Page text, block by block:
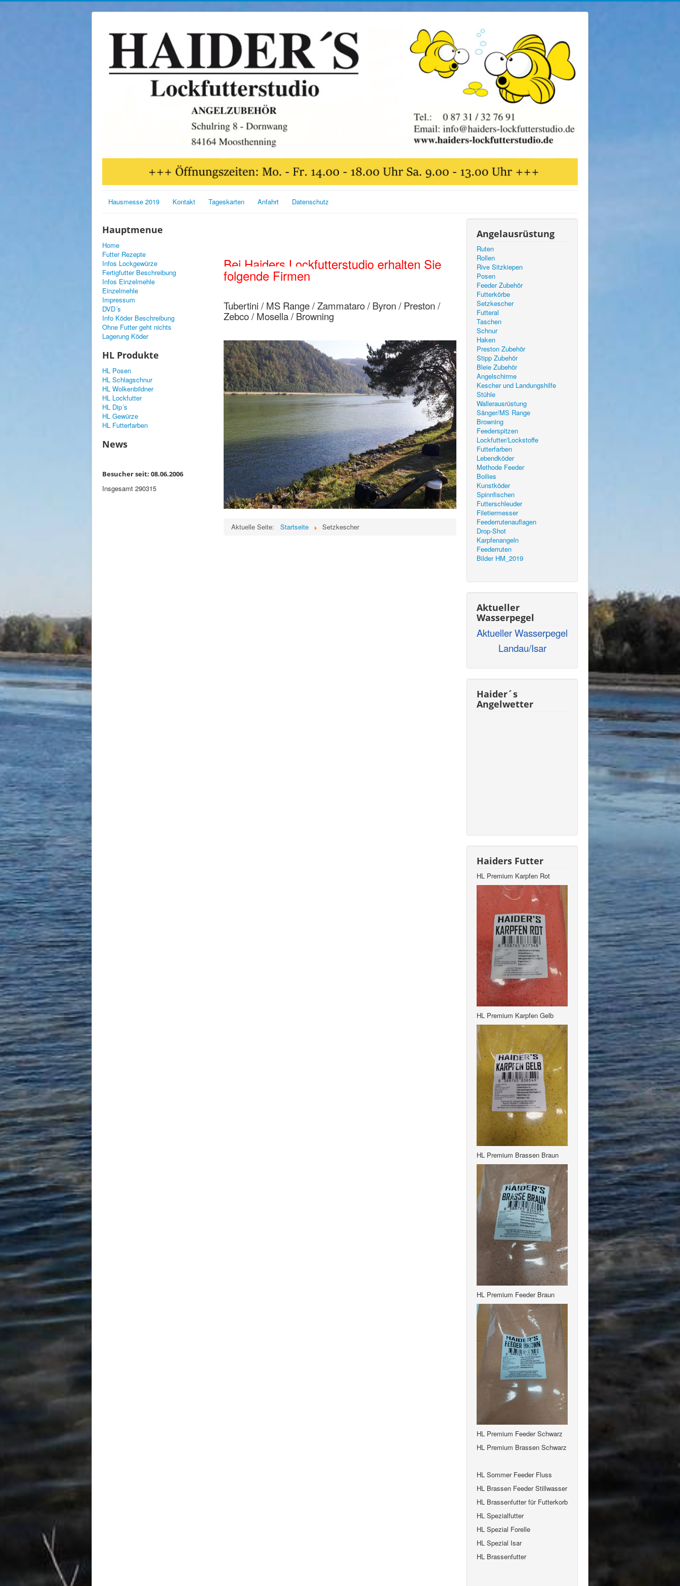
Hausmesse 2019 Kontakt Tageskarten Anfahrt Datenschutz
Hauptmenue
Home
Futter Rezepte
Infos Lockgewürze
Fertigfutter Beschreibung
Infos Einzelmehle
Einzelmehle
Impressum
DVD´s
Info Köder Beschreibung
Ohne Futter geht nichts
Lagerung Köder
HL Produkte
HL Posen
HL Schlagschnur
HL Wolkenbildner
HL Lockfutter
HL Dip´s
HL Gewürze
HL Futterfarben
News
Besucher seit: 08.06.2006
Insgesamt 290315
Bei Haiders Lockfutterstudio erhalten Sie
folgende Firmen
Tubertini / MS Range / Zammataro / Byron / Preston /
Zebco / Mosella / Browning
Aktuelle Seite: Startseite Setzkescher
Angelausrüstung
Ruten
Rollen
Rive Sitzkiepen
Posen
Feeder Zubehör
Futterkörbe
Setzkescher
Futteral
Taschen
Schnur
Haken
Preston Zubehör
Stipp Zubehör
Bleie Zubehör
Angelschirme
Kescher und Landungshilfe
Stühle
Wallerausrüstung
Sänger/MS Range
Browning
Feederspitzen
Lockfutter/Lockstoffe
Futterfarben
Lebendköder
Methode Feeder
Boilies
Kunstköder
Spinnfischen
Futterschleuder
Filetiermesser
Feederrutenauflagen
Drop-Shot
Karpfenangeln
Feederruten
Bilder HM_2019
Aktueller
Wasserpegel
Aktueller Wasserpegel
Landau/Isar
Haider´s
Angelwetter
Haiders Futter
HL Premium Karpfen Rot
HL Premium Karpfen Gelb
HL Premium Brassen Braun
HL Premium Feeder Braun
HL Premium Feeder Schwarz
HL Premium Brassen Schwarz
HL Sommer Feeder Fluss
HL Brassen Feeder Stillwasser
HL Brassenfutter für Futterkorb
HL Spezialfutter
HL Spezial Forelle
HL Spezial Isar
HL Brassenfutter